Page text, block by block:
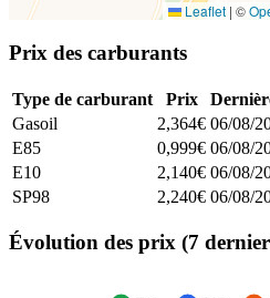
Leaflet | ©
Prix des carburants
Type de carburant Prix
Gasoil
2,364€ 06/08/
E85
0,999€ 06/08/
E10
2,140€ 06/08/
SP98
2,240€ 06/08/
Évolution des prix (7